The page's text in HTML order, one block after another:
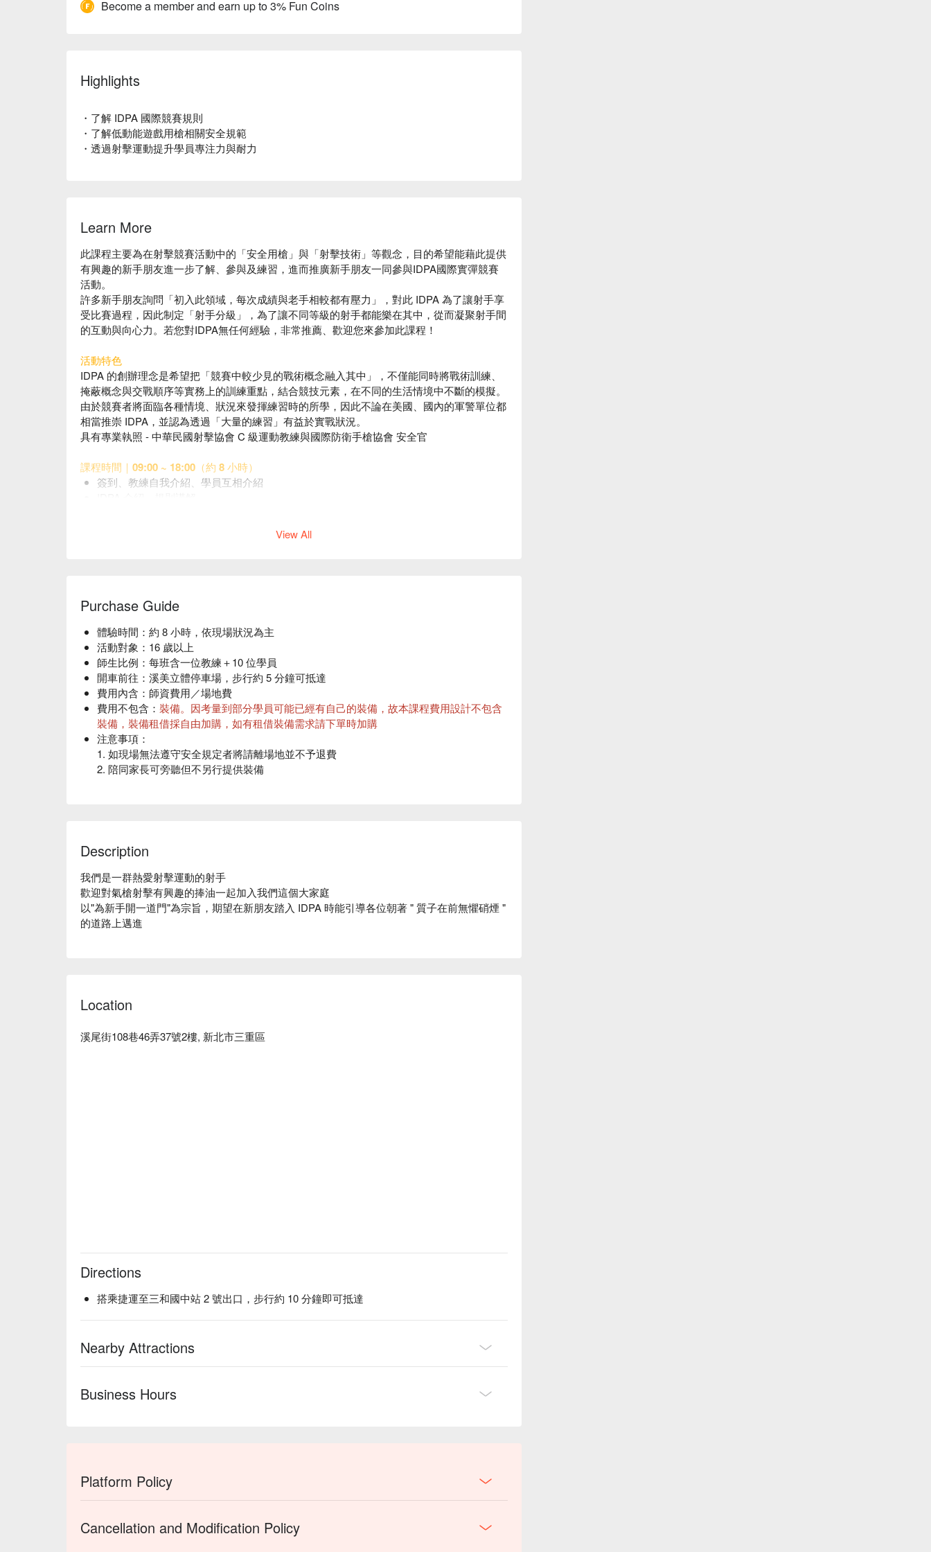
Become a member and earn up to 3% Fun Coins
Highlights
・了解 IDPA 國際競賽規則
・了解低動能遊戲用槍相關安全規範
・透過射擊運動提升學員專注力與耐力
Learn More
此課程主要為在射擊競賽活動中的「安全用槍」與「射擊技術」等觀念，目的希望能藉此提供
有興趣的新手朋友進一步了解、參與及練習，進而推廣新手朋友一同參與IDPA國際實彈競賽
活動。
許多新手朋友詢問「初入此領域，每次成績與老手相較都有壓力」，對此 IDPA 為了讓射手享
受比賽過程，因此制定「射手分級」，為了讓不同等級的射手都能樂在其中，從而凝聚射手間
的互動與向心力。若您對IDPA無任何經驗，非常推薦、歡迎您來參加此課程！
活動特色
IDPA 的創辦理念是希望把「競賽中較少見的戰術概念融入其中」，不僅能同時將戰術訓練、
掩蔽概念與交戰順序等實務上的訓練重點，結合競技元素，在不同的生活情境中不斷的模擬。
由於競賽者將面臨各種情境、狀況來發揮練習時的所學，因此不論在美國、國內的軍警單位都
相當推崇 IDPA，並認為透過「大量的練習」有益於實戰狀況。
具有專業執照 - 中華民國射擊協會 C 級運動教練與國際防衛手槍協會 安全官
課程時間｜09:00 ~ 18:00（約 8 小時）
簽到、教練自我介紹、學員互相介紹
單手射擊
筆試
COF 實作
View All
Purchase Guide
體驗時間 ：約 8 小時，依現場狀況為主
活動對象 ：16 歲以上
師生比例 ：每班含一位教練＋10 位學員
開車前往 ：溪美立體停車場，步行約 5 分鐘可抵達
費用內含 ：師資費用／場地費
費用不包含 ： 裝備。因考量到部分學員可能已經有自己的裝備，故本課程費用設計不包含
裝備，裝備租借採自由加購，如有租借裝備需求請下單時加購
注意事項 ：
1. 如現場無法遵守安全規定者將請離場地並不予退費
2. 陪同家長可旁聽但不另行提供裝備
Description
我們是一群熱愛射擊運動的射手
歡迎對氣槍射擊有興趣的捧油一起加入我們這個大家庭
以"為新手開一道門"為宗旨，期望在新朋友踏入 IDPA 時能引導各位朝著 " 質子在前無懼硝煙 "
的道路上邁進
Location
溪尾街108巷46弄37號2樓, 新北市三重區
Directions
搭乘捷運至三和國中站 2 號出口，步行約 10 分鐘即可抵達
Nearby Attractions
Business Hours
Platform Policy
Cancellation and Modification Policy